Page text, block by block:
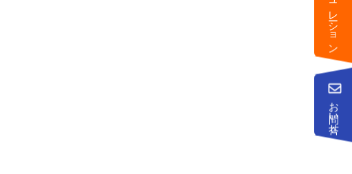
お問い合せ